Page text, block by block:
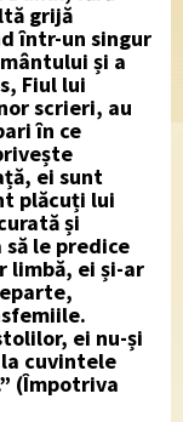
grijă
într-un singur
și a
Fiul lui
scrieri, au
în ce
ei sunt
plăcuți lui
și
le predice
limbă, ei și-ar
ei nu-și
cuvintele
(Împotriva